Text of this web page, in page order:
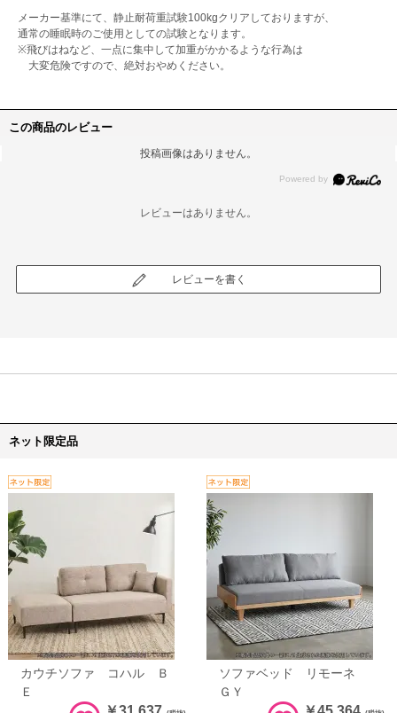
メーカー基準にて、静止耐荷重試験100kgクリアしておりますが、
通常の睡眠時のご使用としての試験となります。
※飛びはねなど、一点に集中して加重がかかるような行為は
大変危険ですので、絶対おやめください。
この商品のレビュー
投稿画像はありません。
レビューはありません。
レビューを書く
ネット限定品
カウチソファ コハル Ｂ
Ｅ
ソファベッド リモーネ
ＧＹ